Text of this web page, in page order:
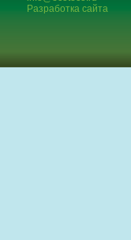
Разработка сайта